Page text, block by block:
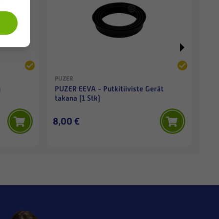
PUZER
PUZER EEVA - Putkitiiviste Gerät
takana (1 Stk)
8,00 €